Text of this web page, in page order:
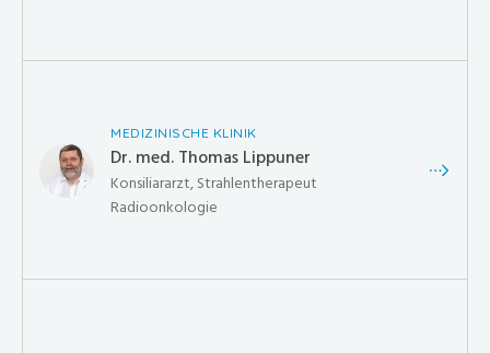
MEDIZINISCHE KLINIK
Dr. med. Thomas Lippuner
Konsiliararzt, Strahlentherapeut
Radioonkologie